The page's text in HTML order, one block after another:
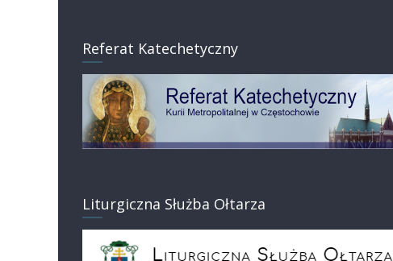
Referat Katechetyczny
Liturgiczna Służba Ołtarza